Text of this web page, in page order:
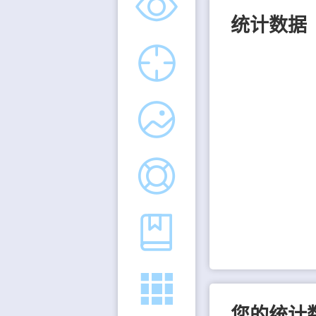
统计数据